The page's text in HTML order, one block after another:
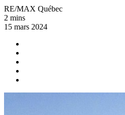
RE/MAX Québec
2 mins
15 mars 2024